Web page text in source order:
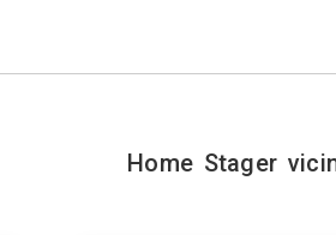
Home Stager